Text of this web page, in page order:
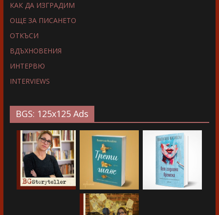
КАК ДА ИЗГРАДИМ
ОЩЕ ЗА ПИСАНЕТО
ОТКЪСИ
ВДЪХНОВЕНИЯ
ИНТЕРВЮ
INTERVIEWS
BGS: 125x125 Ads